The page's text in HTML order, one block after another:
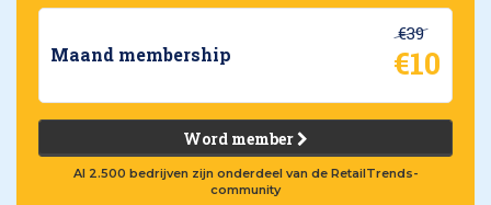
Maand membership
€39
€10
Word member
Al 2.500 bedrijven zijn onderdeel van de RetailTrends-
community